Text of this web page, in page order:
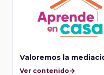
Valoremos la
Ver contenido